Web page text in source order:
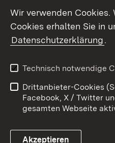
Kontakt
Impressum
Wir verwenden Cookies.
Cookies erhalten Sie in
Datenschutzerklärung.
Technisch notwendige
Drittanbieter-Cookies
Facebook, X / Twitter
gesamten Webseite
Akzeptieren